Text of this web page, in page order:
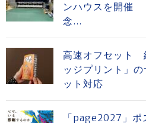
ンハウスを開催
念...
高速オフセット
ッジプリント」
ット対応
「page2027」